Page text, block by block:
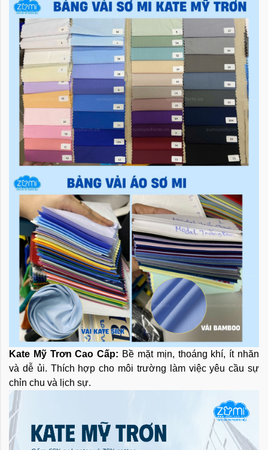
Kate Mỹ Trơn Cao Cấp: Bề mặt mịn, thoáng khí, ít nhăn
và dễ ủi. Thích hợp cho môi trường làm việc yêu cầu sự
chỉn chu và lịch sự.